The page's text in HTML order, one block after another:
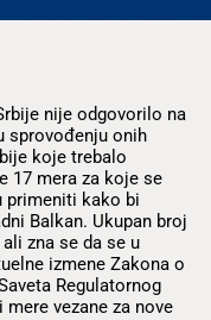
nije odgovorilo na
sprovođenju onih
koje trebalo
17 mera za koje se
primeniti kako bi
Balkan. Ukupan broj
zna se da se u
izmene Zakona o
Regulatornog
vezane za nove